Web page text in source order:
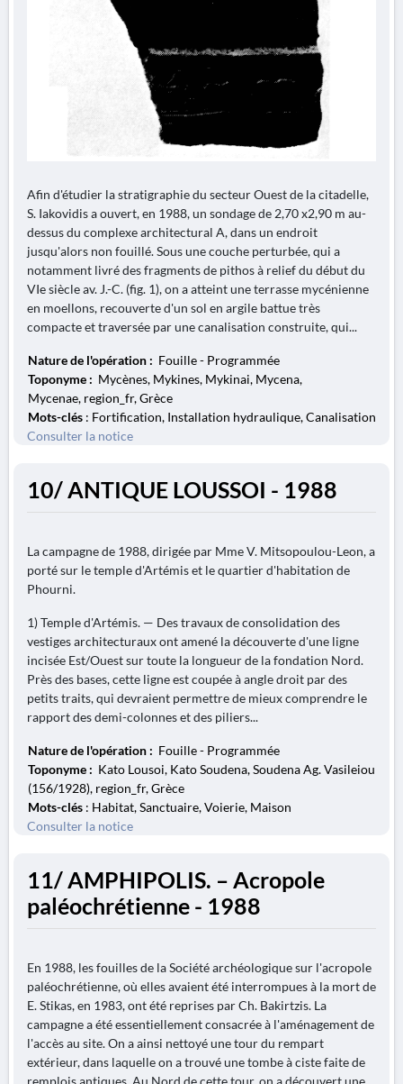
Afin d'étudier la stratigraphie du secteur Ouest de la citadelle,
S. Iakovidis a ouvert, en 1988, un sondage de 2,70 x2,90 m au-
dessus du complexe architectural A, dans un endroit
jusqu'alors non fouillé. Sous une couche perturbée, qui a
notamment livré des fragments de pithos à relief du début du
VIe siècle av. J.-C. (fig. 1), on a atteint une terrasse mycénienne
en moellons, recouverte d'un sol en argile battue très
compacte et traversée par une canalisation construite, qui...
Nature de l'opération : Fouille - Programmée
Toponyme : Mycènes, Mykines, Mykinai, Mycena,
Mycenae, region_fr, Grèce
Mots-clés : Fortification, Installation hydraulique, Canalisation
Consulter la notice
10/ ANTIQUE LOUSSOI - 1988
La campagne de 1988, dirigée par Mme V. Mitsopoulou-Leon, a
porté sur le temple d'Artémis et le quartier d'habitation de
Phourni.
1) Temple d'Artémis. — Des travaux de consolidation des
vestiges architecturaux ont amené la découverte d'une ligne
incisée Est/Ouest sur toute la longueur de la fondation Nord.
Près des bases, cette ligne est coupée à angle droit par des
petits traits, qui devraient permettre de mieux comprendre le
rapport des demi-colonnes et des piliers...
Nature de l'opération : Fouille - Programmée
Toponyme : Kato Lousoi, Kato Soudena, Soudena Ag. Vasileiou
(156/1928), region_fr, Grèce
Mots-clés : Habitat, Sanctuaire, Voierie, Maison
Consulter la notice
11/ AMPHIPOLIS. – Acropole
paléochrétienne - 1988
En 1988, les fouilles de la Société archéologique sur l'acropole
paléochrétienne, où elles avaient été interrompues à la mort de
E. Stikas, en 1983, ont été reprises par Ch. Bakirtzis. La
campagne a été essentiellement consacrée à l'aménagement de
l'accès au site. On a ainsi nettoyé une tour du rempart
extérieur, dans laquelle on a trouvé une tombe à ciste faite de